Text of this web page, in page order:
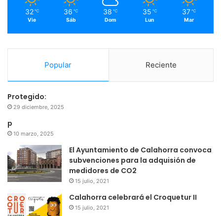
m
32 ℃
Vie
36 ℃
Sáb
38 ℃
Dom
35 ℃
Lun
37 ℃
Mar
Popular Reciente
Protegido:
29 diciembre, 2025
p
10 marzo, 2025
El Ayuntamiento de Calahorra convoca
subvenciones para la adquisión de
medidores de CO2
15 julio, 2021
Calahorra celebrará el Croquetur II
15 julio, 2021